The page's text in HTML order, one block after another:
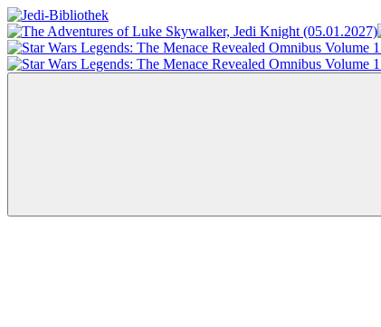
Zum
Inhalt
springen
Jedi-
Bibliothek
Das
Portal
für
Menü